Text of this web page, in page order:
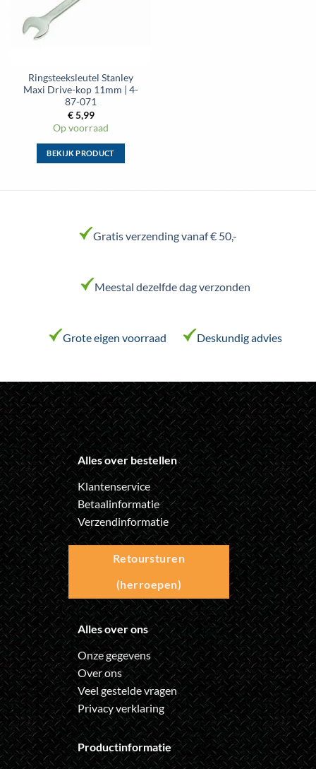
Ringsteeksleutel Stanley
Maxi Drive-kop 11mm | 4-
87-071
€5,99
Op voorraad
BEKIJK PRODUCT
variaties.
Deze
gekozen
de
productpagina
Gratis verzending vanaf € 50,-
Meestal dezelfde dag verzonden
Grote eigen voorraad Deskundig advies
Alles over bestellen
Klantenservice
Betaalinformatie
Verzendinformatie
Retoursturen
(herroepen)
Alles over ons
Onze gegevens
Over ons
Veel gestelde vragen
Privacy verklaring
Productinformatie